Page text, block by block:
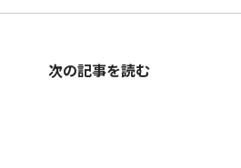
次の記事を読む